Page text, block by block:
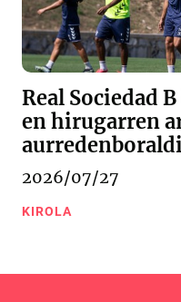
Real Sociedad
en hirugarren
2026/07/27
KIROLA